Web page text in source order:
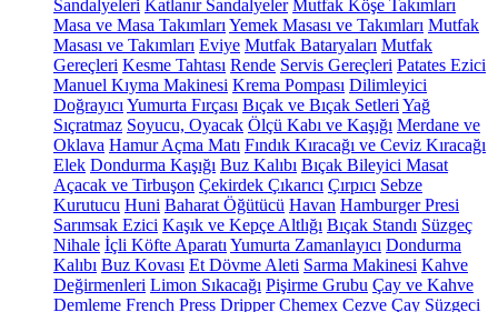
Sandalyeleri Katlanır Sandalyeler Mutfak Köşe Takımları
Masa ve Masa Takımları Yemek Masası ve Takımları Mutfak
Masası ve Takımları Eviye Mutfak Bataryaları Mutfak
Gereçleri Kesme Tahtası Rende Servis Gereçleri Patates Ezici
Manuel Kıyma Makinesi Krema Pompası Dilimleyici
Doğrayıcı Yumurta Fırçası Bıçak ve Bıçak Setleri Yağ
Sıçratmaz Soyucu, Oyacak Ölçü Kabı ve Kaşığı Merdane ve
Oklava Hamur Açma Matı Fındık Kıracağı ve Ceviz Kıracağı
Elek Dondurma Kaşığı Buz Kalıbı Bıçak Bileyici Masat
Açacak ve Tirbuşon Çekirdek Çıkarıcı Çırpıcı Sebze
Kurutucu Huni Baharat Öğütücü Havan Hamburger Presi
Sarımsak Ezici Kaşık ve Kepçe Altlığı Bıçak Standı Süzgeç
Nihale İçli Köfte Aparatı Yumurta Zamanlayıcı Dondurma
Kalıbı Buz Kovası Et Dövme Aleti Sarma Makinesi Kahve
Değirmenleri Limon Sıkacağı Pişirme Grubu Çay ve Kahve
Demleme French Press Dripper Chemex Cezve Çay Süzgeci